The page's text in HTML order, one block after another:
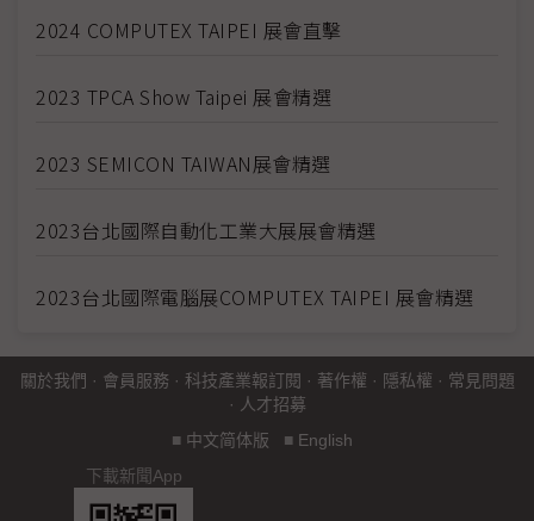
2024 COMPUTEX TAIPEI 展會直擊
2023 TPCA Show Taipei 展會精選
2023 SEMICON TAIWAN展會精選
2023台北國際自動化工業大展展會精選
2023台北國際電腦展COMPUTEX TAIPEI 展會精選
關於我們 · 會員服務 · 科技產業報訂閱 · 著作權 · 隱私權 · 常見問題
· 人才招募
■ 中文简体版 ■ English
下載新聞App